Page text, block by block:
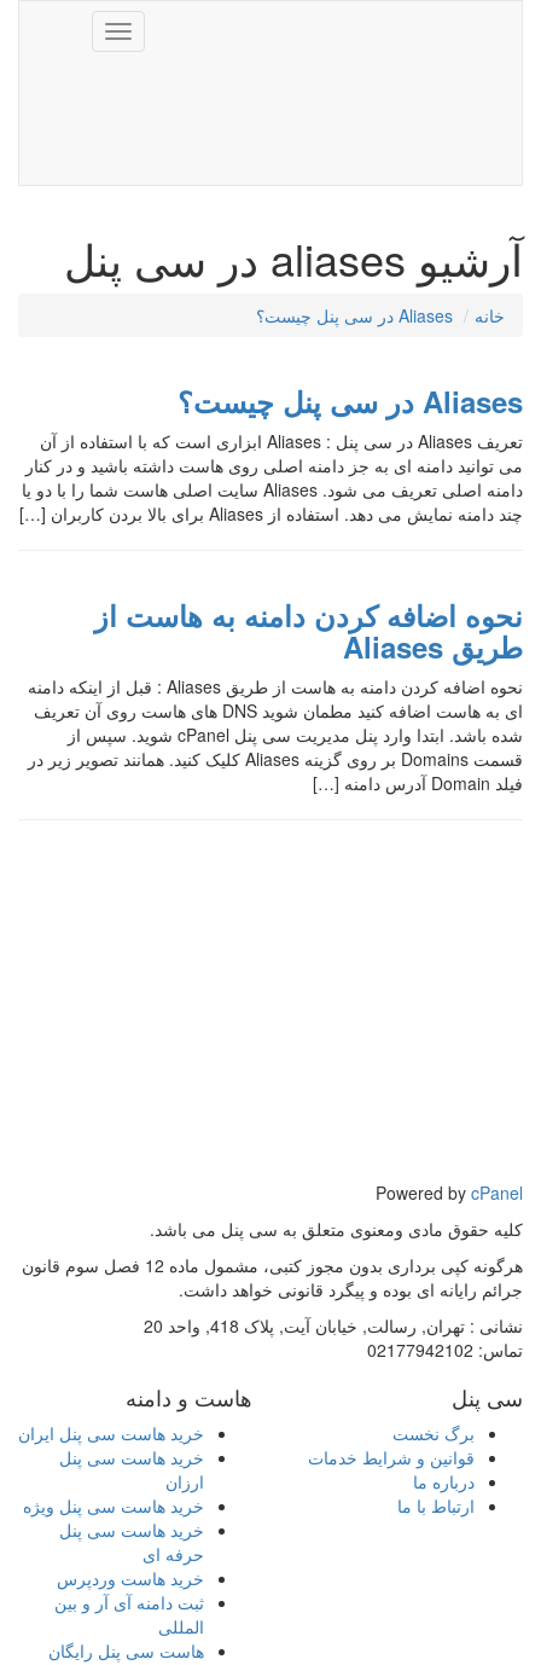
Toggle
navigation
آرشیو aliases در سی پنل
خانه Aliases در سی پنل چیست؟
Aliases در سی پنل چیست؟
تعریف Aliases در سی پنل : Aliases ابزاری است که با استفاده از آن
می توانید دامنه ای به جز دامنه اصلی روی هاست داشته باشید و در کنار
دامنه اصلی تعریف می شود. Aliases سایت اصلی هاست شما را با دو یا
چند دامنه نمایش می دهد. استفاده از Aliases برای بالا بردن کاربران […]
نحوه اضافه کردن دامنه به هاست از
طریق Aliases
نحوه اضافه کردن دامنه به هاست از طریق Aliases : قبل از اینکه دامنه
ای به هاست اضافه کنید مطمان شوید DNS های هاست روی آن تعریف
شده باشد. ابتدا وارد پنل مدیریت سی پنل cPanel شوید. سپس از
قسمت Domains بر روی گزینه Aliases کلیک کنید. همانند تصویر زیر در
فیلد Domain آدرس دامنه […]
Powered by cPanel
کلیه حقوق مادی ومعنوی متعلق به سی پنل می باشد.
هرگونه کپی برداری بدون مجوز کتبی، مشمول ماده 12 فصل سوم قانون
جرائم رایانه ای بوده و پیگرد قانونی خواهد داشت.
نشانی : تهران, رسالت, خیابان آیت, پلاک 418, واحد 20
تماس:
سی پنل
برگ نخست
قوانین و شرایط خدمات
درباره ما
ارتباط با ما
هاست و دامنه
خرید هاست سی پنل ایران
خرید هاست سی پنل
ارزان
خرید هاست سی پنل ویژه
خرید هاست سی پنل
حرفه ای
خرید هاست وردپرس
ثبت دامنه آی آر و بین
المللی
هاست سی پنل رایگان